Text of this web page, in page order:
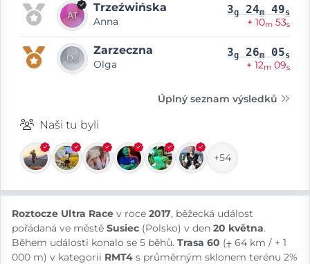
Trzeźwińska
Anna
3g 24m 49s
+ 10m 53s
Zarzeczna
Olga
3g 26m 05s
+ 12m 09s
Úplný seznam výsledků
Naši tu byli
+54
Roztocze Ultra Race v roce 2017, běžecká událost
pořádaná ve městě Susiec (Polsko) v den 20 května.
Během události konalo se 5 běhů. Trasa 60 (⨦ 64 km / + 1
000 m) v kategorii RMT4 s průměrným sklonem terénu 2%